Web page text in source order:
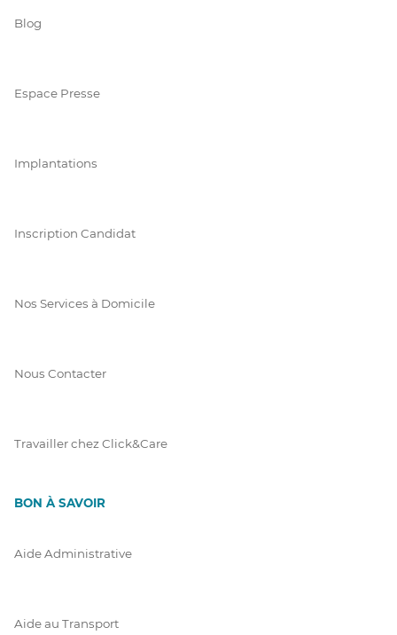
Blog
Espace Presse
Implantations
Inscription Candidat
Nos Services à Domicile
Nous Contacter
Travailler chez Click&Care
BON À SAVOIR
Aide Administrative
Aide au Transport